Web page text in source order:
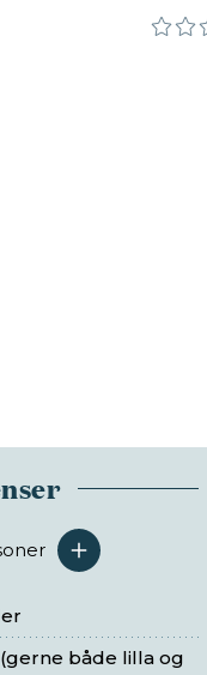
serveringer
både lilla og